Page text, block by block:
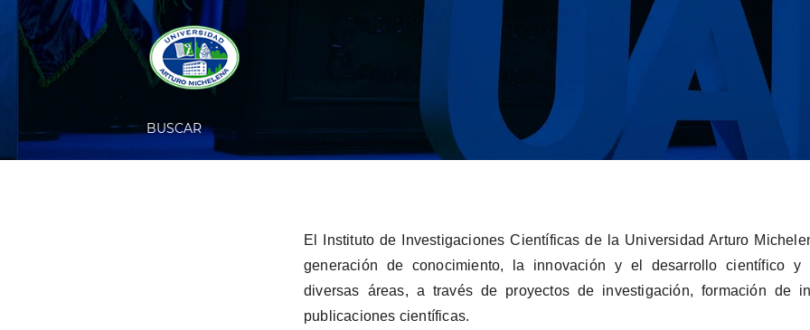
BUSCAR
El Instituto de Investigaciones Científicas de la Universidad Arturo
generación de conocimiento, la innovación y el desarrollo científico y
diversas áreas, a través de proyectos de investigación, formación de
publicaciones científicas.